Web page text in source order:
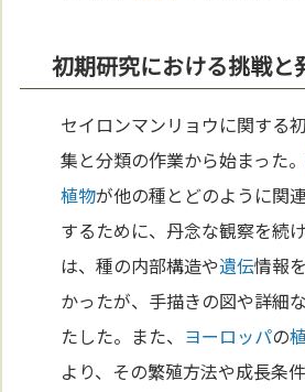
初期研究における挑戦と
セイロンマンリョウに関する
集と分類の作業から始まった
植物が他の種とどのように関
するために、丹念な観察を続
は、種の内部構造や遺伝情報
かったが、手描きの図や詳細
たした。また、 ヨーロッパの
より、その繁殖方法や成長条